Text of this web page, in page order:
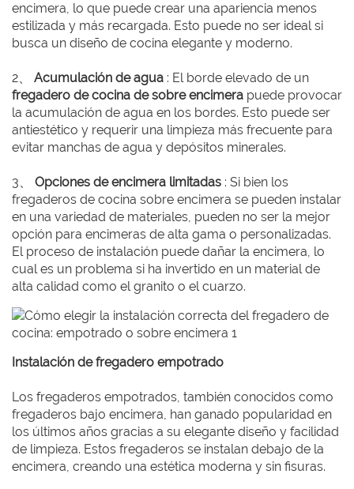
encimera, lo que puede crear una apariencia menos
estilizada y más recargada. Esto puede no ser ideal si
busca un diseño de cocina elegante y moderno.
2、 Acumulación de agua : El borde elevado de un
fregadero de cocina de sobre encimera puede provocar
la acumulación de agua en los bordes. Esto puede ser
antiestético y requerir una limpieza más frecuente para
evitar manchas de agua y depósitos minerales.
3、 Opciones de encimera limitadas : Si bien los
fregaderos de cocina sobre encimera se pueden instalar
en una variedad de materiales, pueden no ser la mejor
opción para encimeras de alta gama o personalizadas.
El proceso de instalación puede dañar la encimera, lo
cual es un problema si ha invertido en un material de
alta calidad como el granito o el cuarzo.
Instalación de fregadero empotrado
Los fregaderos empotrados, también conocidos como
fregaderos bajo encimera, han ganado popularidad en
los últimos años gracias a su elegante diseño y facilidad
de limpieza. Estos fregaderos se instalan debajo de la
encimera, creando una estética moderna y sin fisuras.